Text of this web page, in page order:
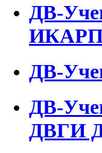
ДВ-
ДВ-
ДВ-
ДВГИ